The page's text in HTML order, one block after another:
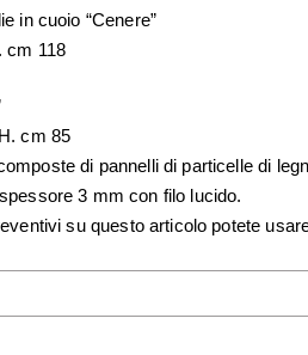
in cuoio “Cenere”
cm 118
cm 85
di pannelli di particelle di
3 mm con filo lucido.
su questo articolo potete